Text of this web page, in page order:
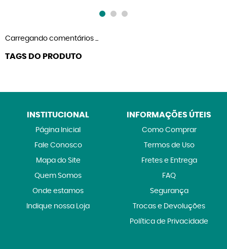
Carregando comentários ...
TAGS DO PRODUTO
INSTITUCIONAL
Página Inicial
Fale Conosco
Mapa do Site
Quem Somos
Onde estamos
Indique nossa Loja
INFORMAÇÕES ÚTEIS
Como Comprar
Termos de Uso
Fretes e Entrega
FAQ
Segurança
Trocas e Devoluções
Política de Privacidade